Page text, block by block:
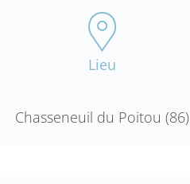
Lieu
Chasseneuil du Poitou (86)